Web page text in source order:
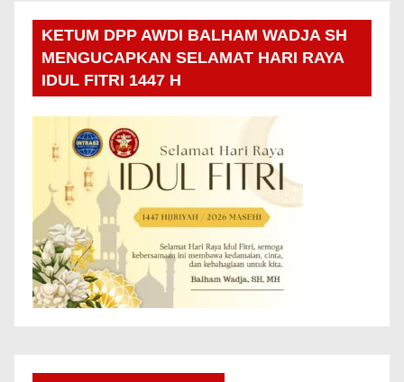
KETUM DPP AWDI BALHAM WADJA SH
MENGUCAPKAN SELAMAT HARI RAYA
IDUL FITRI 1447 H